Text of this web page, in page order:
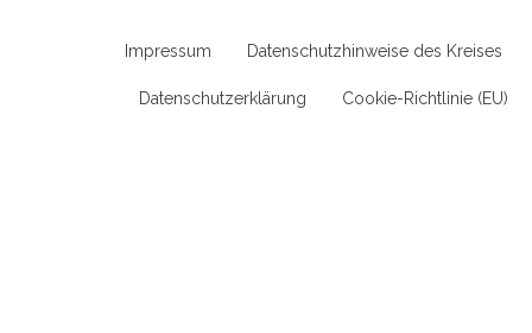
Impressum Datenschutzhinweise des Kreises
Datenschutzerklärung Cookie-Richtlinie (EU)